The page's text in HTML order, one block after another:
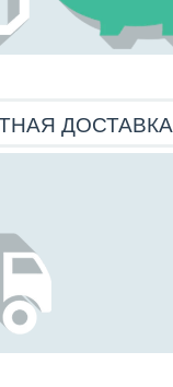
ДОСТАВКА